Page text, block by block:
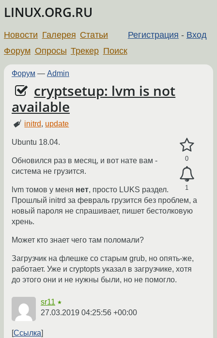
LINUX.ORG.RU
Регистрация - Вход
Новости Галерея Статьи
Форум Опросы Трекер Поиск
Форум — Admin
cryptsetup: lvm is not
available
initrd, update
0
1
Ubuntu 18.04.
Обновился раз в месяц, и вот нате вам -
система не грузится.
lvm томов у меня нет, просто LUKS раздел.
Прошлый initrd за февраль грузится без проблем, а
новый пароля не спрашивает, пишет бестолковую
хрень.
Может кто знает чего там поломали?
Загрузчик на флешке со старым grub, но опять-же,
работает. Уже и cryptopts указал в загрузчике, хотя
до этого они и не нужны были, но не помогло.
sr11 ★
27.03.2019 04:25:56 +00:00
Ссылка